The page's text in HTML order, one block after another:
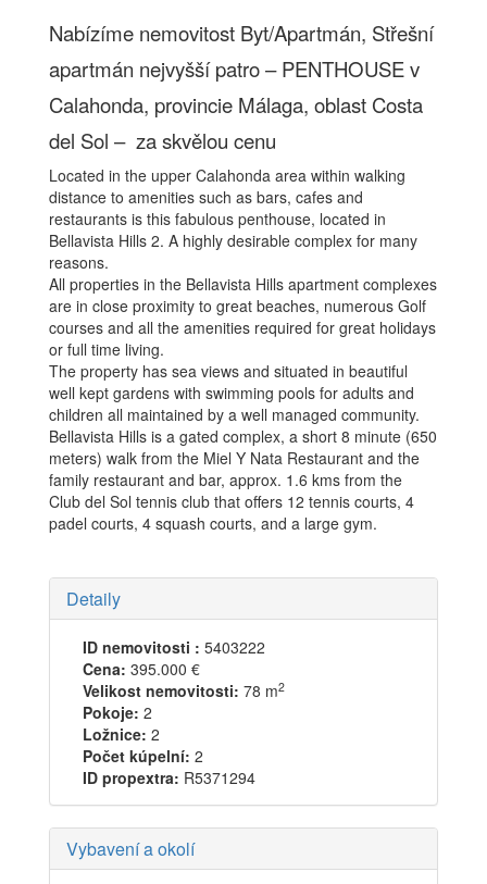
Nabízíme nemovitost Byt/Apartmán, Střešní
apartmán nejvyšší patro – PENTHOUSE v
Calahonda, provincie Málaga, oblast Costa
del Sol – za skvělou cenu
Located in the upper Calahonda area within walking
distance to amenities such as bars, cafes and
restaurants is this fabulous penthouse, located in
Bellavista Hills 2. A highly desirable complex for many
reasons.
All properties in the Bellavista Hills apartment complexes
are in close proximity to great beaches, numerous Golf
courses and all the amenities required for great holidays
or full time living.
The property has sea views and situated in beautiful
well kept gardens with swimming pools for adults and
children all maintained by a well managed community.
Bellavista Hills is a gated complex, a short 8 minute (650
meters) walk from the Miel Y Nata Restaurant and the
‌family ‌restaurant ‌and ‌bar, ‌approx. 1.6 ‌kms ‌from the
‌Club del ‌Sol tennis club ‌that ‌offers ‌12 tennis courts, ‌4
‌padel courts, 4 ‌squash ‌courts, ‌and ‌a ‌large ‌gym.
Detaily
ID nemovitosti : 5403222
Cena: 395.000 €
Velikost nemovitosti: 78 m2
Pokoje: 2
Ložnice: 2
Počet kúpelní: 2
ID propextra: R5371294
Vybavení a okolí